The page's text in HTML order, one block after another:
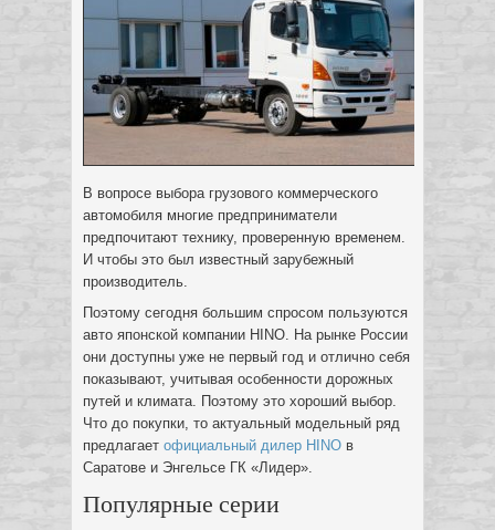
В вопросе выбора грузового коммерческого
автомобиля многие предприниматели
предпочитают технику, проверенную временем.
И чтобы это был известный зарубежный
производитель.
Поэтому сегодня большим спросом пользуются
авто японской компании HINO. На рынке России
они доступны уже не первый год и отлично себя
показывают, учитывая особенности дорожных
путей и климата. Поэтому это хороший выбор.
Что до покупки, то актуальный модельный ряд
предлагает официальный дилер HINO в
Саратове и Энгельсе ГК «Лидер».
Популярные серии